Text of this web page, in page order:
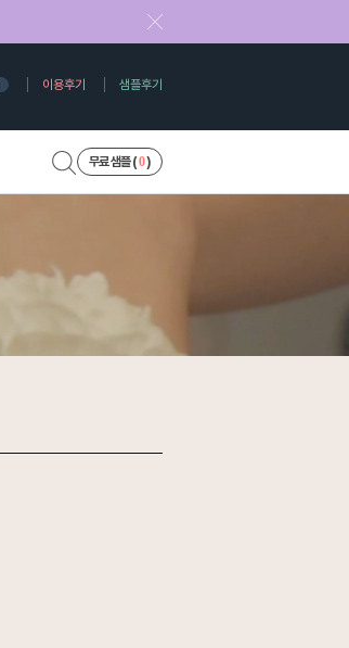
이용후기 샘플후기
무료 샘플 (0)